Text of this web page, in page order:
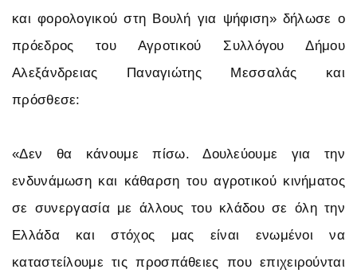
και φορολογικού στη Βουλή για ψήφιση» δήλωσε ο
πρόεδρος του Αγροτικού Συλλόγου Δήμου
Αλεξάνδρειας Παναγιώτης Μεσσαλάς και
πρόσθεσε:
«Δεν θα κάνουμε πίσω. Δουλεύουμε για την
ενδυνάμωση και κάθαρση του αγροτικού κινήματος
σε συνεργασία με άλλους του κλάδου σε όλη την
Ελλάδα και στόχος μας είναι ενωμένοι να
καταστείλουμε τις προσπάθειες που επιχειρούνται